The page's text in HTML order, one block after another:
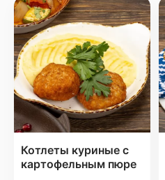
Котлеты куриные с
картофельным пюре